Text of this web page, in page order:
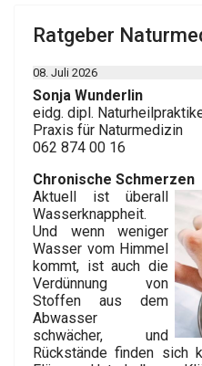
Ratgeber
08. Juli 2026
Sonja Wunderlin
eidg. dipl.
Praxis für Naturmedizin
062 874 00 16
Chronische Schmerzen
Aktuell ist überall
Wasserknappheit.
Und wenn weniger
Wasser vom Himmel
kommt, ist auch die
Verdünnung von
Stoffen aus dem
Abwasser
schwächer, und
Rückstände finden sich